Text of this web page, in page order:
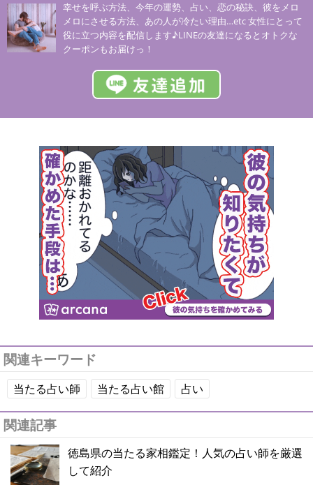
幸せを呼ぶ方法、今年の運勢、占い、恋の秘訣、彼をメロ
メロにさせる方法、あの人が冷たい理由…etc 女性にとって
役に立つ内容を配信します♪LINEの友達になるとオトクな
クーポンもお届けっ！
関連キーワード
当たる占い師 当たる占い館 占い
関連記事
徳島県の当たる家相鑑定！人気の占い師を厳選
して紹介